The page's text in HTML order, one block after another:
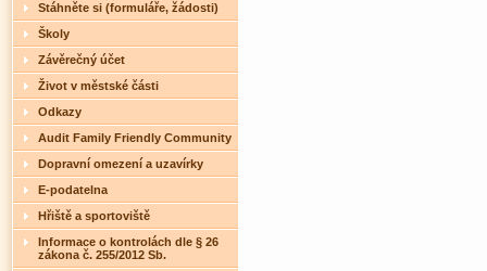
Stáhněte si (formuláře, žádosti)
Školy
Závěrečný účet
Život v městské části
Odkazy
Audit Family Friendly Community
Dopravní omezení a uzavírky
E-podatelna
Hřiště a sportoviště
Informace o kontrolách dle § 26
zákona č. 255/2012 Sb.